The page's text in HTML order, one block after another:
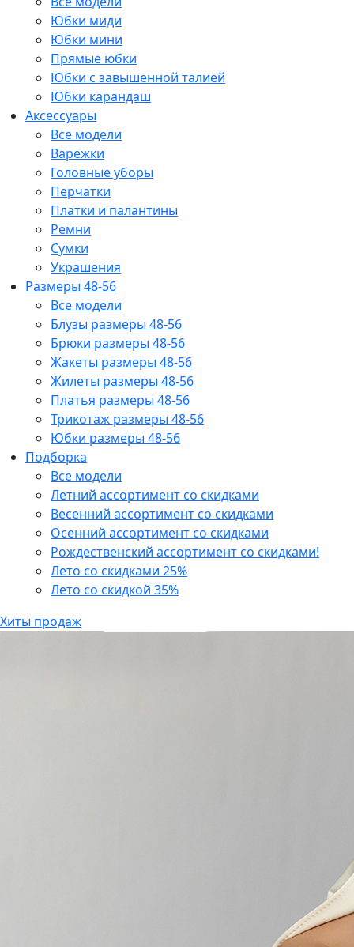
Юбки миди
Юбки мини
Прямые юбки
Юбки с завышенной талией
Юбки карандаш
Аксессуары
Все модели
Варежки
Головные уборы
Перчатки
Платки и палантины
Ремни
Сумки
Украшения
Размеры 48-56
Все модели
Блузы размеры 48-56
Брюки размеры 48-56
Жакеты размеры 48-56
Жилеты размеры 48-56
Платья размеры 48-56
Трикотаж размеры 48-56
Юбки размеры 48-56
Подборка
Все модели
Летний ассортимент со скидками
Весенний ассортимент со скидками
Осенний ассортимент со скидками
Рождественский ассортимент со скидками!
Лето со скидками 25%
Лето со скидкой 35%
Хиты продаж